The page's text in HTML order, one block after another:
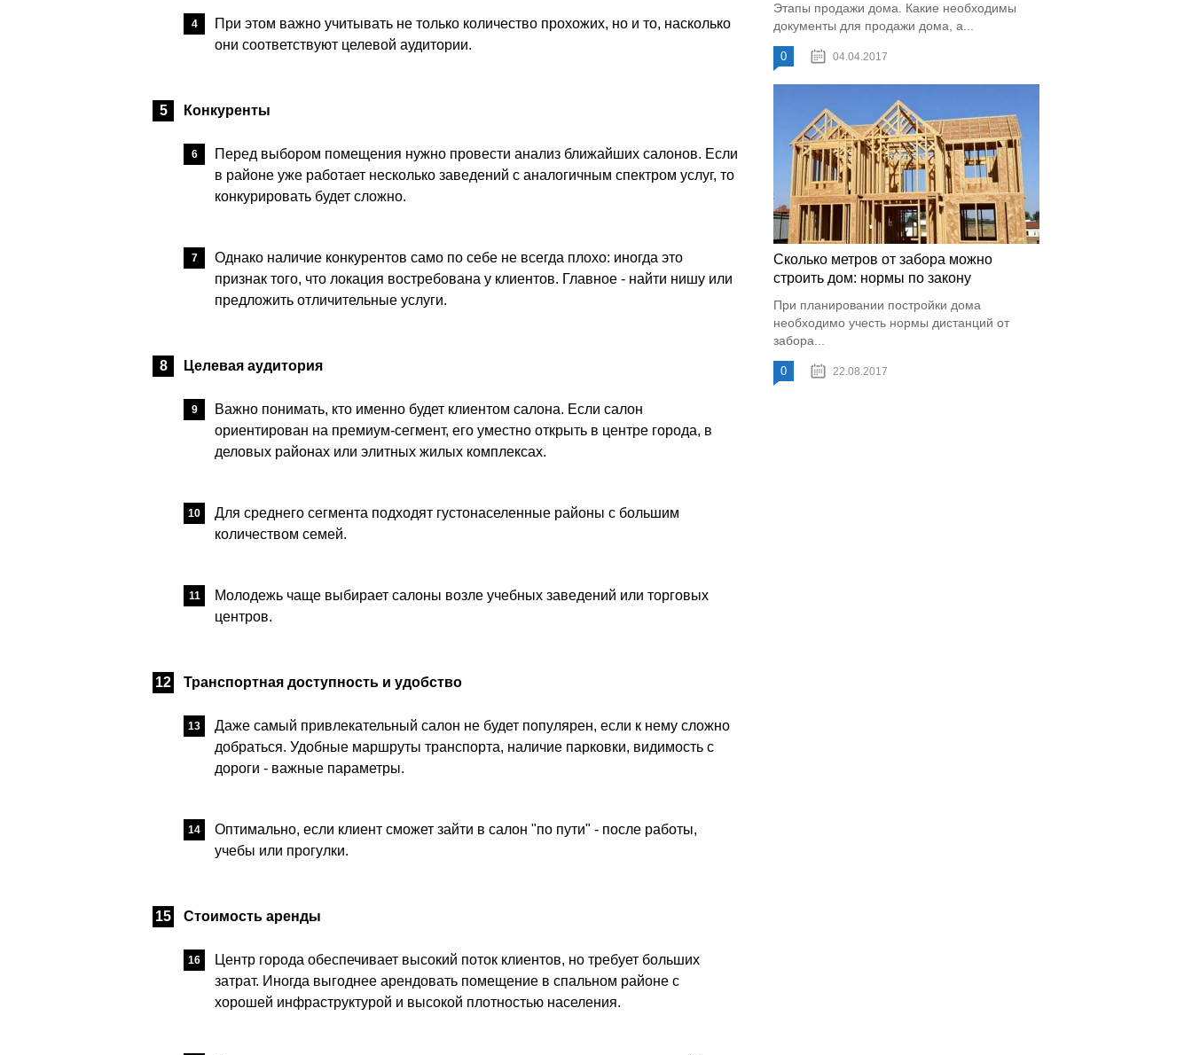
При этом важно учитывать не только количество прохожих, но и то, насколько
они соответствуют целевой аудитории.
Конкуренты
Перед выбором помещения нужно провести анализ ближайших салонов. Если
в районе уже работает несколько заведений с аналогичным спектром услуг, то
конкурировать будет сложно.
Однако наличие конкурентов само по себе не всегда плохо: иногда это
признак того, что локация востребована у клиентов. Главное - найти нишу или
предложить отличительные услуги.
Целевая аудитория
Важно понимать, кто именно будет клиентом салона. Если салон
ориентирован на премиум-сегмент, его уместно открыть в центре города, в
деловых районах или элитных жилых комплексах.
Для среднего сегмента подходят густонаселенные районы с большим
количеством семей.
Молодежь чаще выбирает салоны возле учебных заведений или торговых
центров.
Транспортная доступность и удобство
Даже самый привлекательный салон не будет популярен, если к нему сложно
добраться. Удобные маршруты транспорта, наличие парковки, видимость с
дороги - важные параметры.
Оптимально, если клиент сможет зайти в салон "по пути" - после работы,
учебы или прогулки.
Стоимость аренды
Центр города обеспечивает высокий поток клиентов, но требует больших
затрат. Иногда выгоднее арендовать помещение в спальном районе с
хорошей инфраструктурой и высокой плотностью населения.
Этапы продажи дома. Какие необходимы
документы для продажи дома, а...
0 04.04.2017
Сколько метров от забора можно
строить дом: нормы по закону
При планировании постройки дома
необходимо учесть нормы дистанций от
забора...
0 22.08.2017